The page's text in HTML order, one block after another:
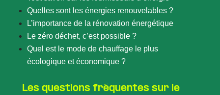
Quelles sont les énergies renouvelables ?
L’importance de la rénovation énergétique
Le zéro déchet, c’est possible ?
Quel est le mode de chauffage le plus
écologique et économique ?
Les questions fréquentes sur le